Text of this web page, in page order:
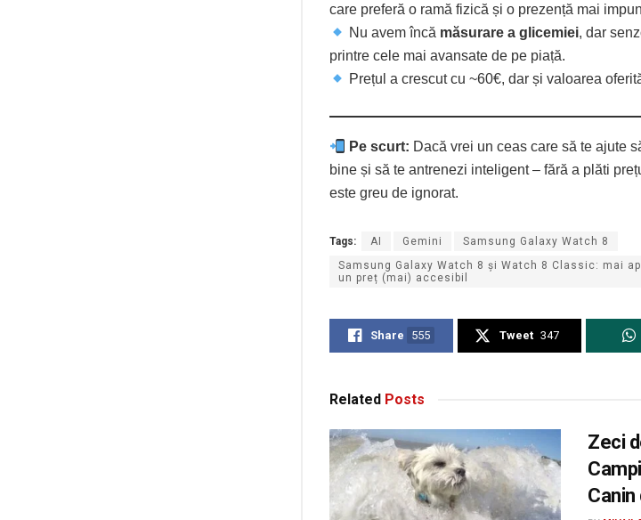
care preferă o ramă fizică și o prezență mai
Nu avem încă măsurare a glicemiei, dar
printre cele mai avansate de pe piață.
Prețul a crescut cu ~60€, dar și valoarea
Pe scurt: Dacă vrei un ceas care să te ajute
bine și să te antrenezi inteligent – fără a plăti
este greu de ignorat.
Tags: AI Gemini
Samsung Galaxy Watch 8
Samsung Galaxy Watch 8 și Watch 8 Classic: mai
un preț (mai) accesibil
Share 555 Tweet 347
Related Posts
Zeci